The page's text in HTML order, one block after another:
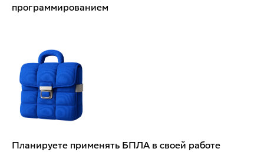
программированием
Планируете применять БПЛА в своей работе